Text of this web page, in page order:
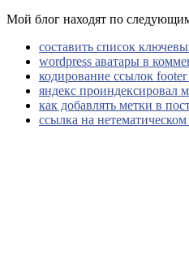
Мой блог находят по
составить список
wordpress аватары в
кодирование ссылок footer
яндекс проиндексировал
как добавлять метки в
ссылка на нетематическом